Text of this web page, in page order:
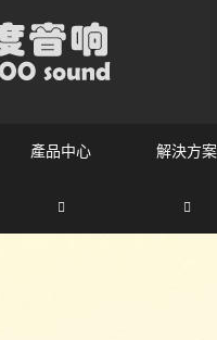
產品中心 解決方案